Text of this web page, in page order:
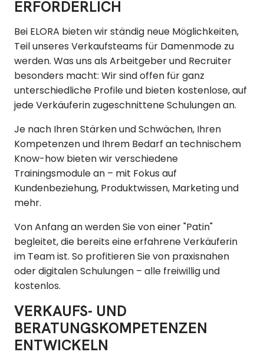
ERFORDERLICH
Bei ELORA bieten wir ständig neue Möglichkeiten,
Teil unseres Verkaufsteams für Damenmode zu
werden. Was uns als Arbeitgeber und Recruiter
besonders macht: Wir sind offen für ganz
unterschiedliche Profile und bieten kostenlose, auf
jede Verkäuferin zugeschnittene Schulungen an.
Je nach Ihren Stärken und Schwächen, Ihren
Kompetenzen und Ihrem Bedarf an technischem
Know-how bieten wir verschiedene
Trainingsmodule an – mit Fokus auf
Kundenbeziehung, Produktwissen, Marketing und
mehr.
Von Anfang an werden Sie von einer "Patin"
begleitet, die bereits eine erfahrene Verkäuferin
im Team ist. So profitieren Sie von praxisnahen
oder digitalen Schulungen – alle freiwillig und
kostenlos.
VERKAUFS- UND
BERATUNGSKOMPETENZEN
ENTWICKELN